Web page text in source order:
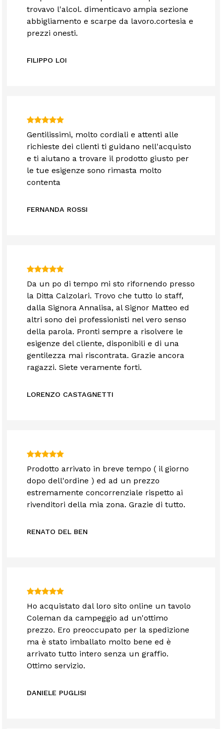
trovavo l'alcol. dimenticavo ampia sezione
abbigliamento e scarpe da lavoro.cortesia e
prezzi onesti.
FILIPPO LOI
Gentilissimi, molto cordiali e attenti alle
richieste dei clienti ti guidano nell'acquisto
e ti aiutano a trovare il prodotto giusto per
le tue esigenze sono rimasta molto
contenta
FERNANDA ROSSI
Da un po di tempo mi sto rifornendo presso
la Ditta Calzolari. Trovo che tutto lo staff,
dalla Signora Annalisa, al Signor Matteo ed
altri sono dei professionisti nel vero senso
della parola. Pronti sempre a risolvere le
esigenze del cliente, disponibili e di una
gentilezza mai riscontrata. Grazie ancora
ragazzi. Siete veramente forti.
LORENZO CASTAGNETTI
Prodotto arrivato in breve tempo ( il giorno
dopo dell'ordine ) ed ad un prezzo
estremamente concorrenziale rispetto ai
rivenditori della mia zona. Grazie di tutto.
RENATO DEL BEN
Ho acquistato dal loro sito online un tavolo
Coleman da campeggio ad un'ottimo
prezzo. Ero preoccupato per la spedizione
ma è stato imballato molto bene ed è
arrivato tutto intero senza un graffio.
Ottimo servizio.
DANIELE PUGLISI